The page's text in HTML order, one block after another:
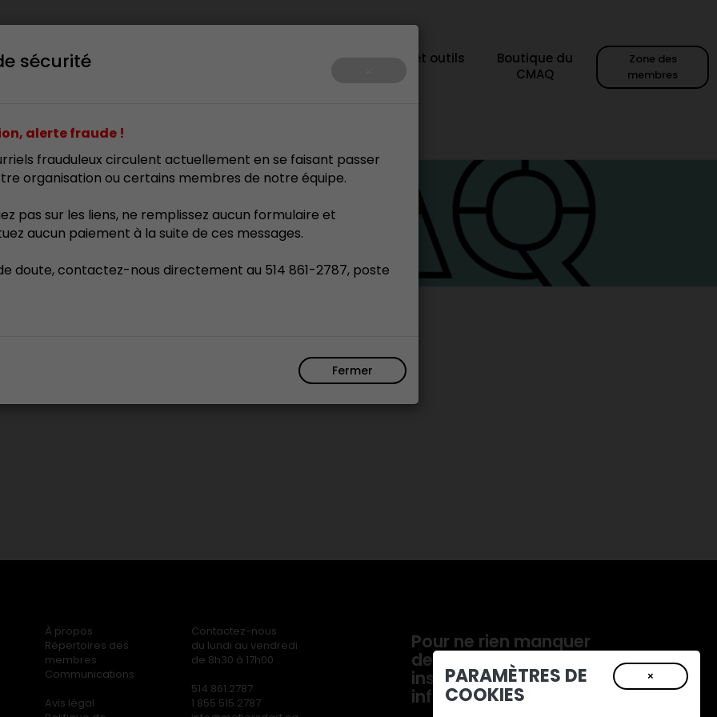
sécurité
alerte fraude !
frauduleux circulent actuellement en se faisant passer
organisation ou certains membres de notre équipe.
pas sur les liens, ne remplissez aucun formulaire et
aucun paiement à la suite de ces messages.
doute, contactez-nous directement au 514 861-2787, poste
Fermer
Prix d’excellence Ressources et outils
Boutique du
CMAQ
Zone des
membres
À propos
Répertoires des
membres
Communications
Avis légal
Contactez-nous
du lundi au vendredi
de 8h30 à 17h00
514 861.2787
1 855 515.2787
Pour ne rien manquer
de nos actualités,
inscrivez-vous à notre
infolettre!
×
PARAMÈTRES DE
COOKIES